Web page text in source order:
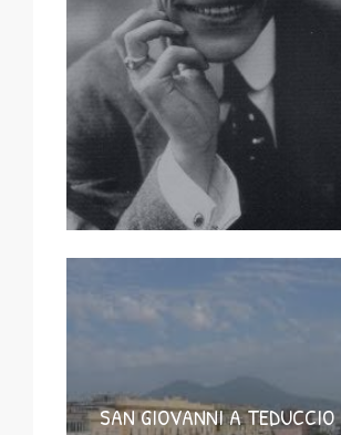
SAN GIOVANNI A TEDUCCIO